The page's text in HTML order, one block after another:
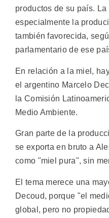
productos de su país. La
especialmente la
también favorecida,
parlamentario de ese
En relación a la miel,
el argentino Marcelo
la Comisión
Medio Ambiente.
Gran parte de la
se exporta en bruto a
como "miel pura", sin
El tema merece una
Decoud, porque "el
global, pero no